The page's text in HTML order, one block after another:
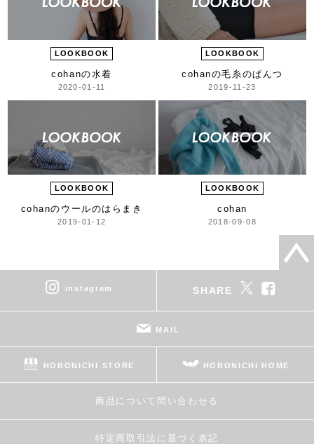
LOOKBOOK
cohanの水着
2020-01-11
LOOKBOOK
cohanの毛糸のぱんつ
2019-11-23
LOOKBOOK
cohanのウールのはらまき
2019-01-12
LOOKBOOK
cohan
2018-09-08
instagram SHARE
MAIL
HOBONICHI STORE HOBONICHI HOME
商品について問い合わせる
特定商取引法に基づく表記